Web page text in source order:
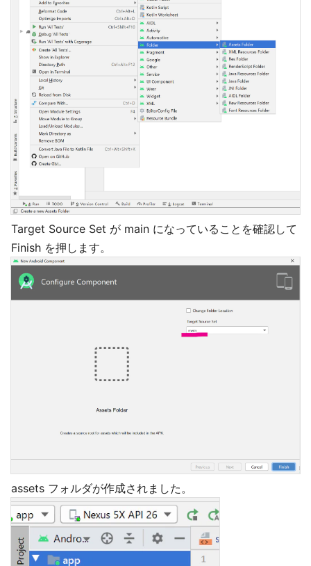
Target Source Set が main になっていることを確認して
Finish を押します。
assets フォルダが作成されました。